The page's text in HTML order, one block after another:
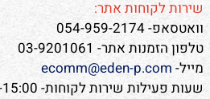
שירות לקוחות אתר:
וואטסאפ- 054-959-2174
טלפון הזמנות אתר- 03-9201061
מייל- ecomm@eden-p.com
שעות פעילות שירות לקוחות- 8:30-15:00